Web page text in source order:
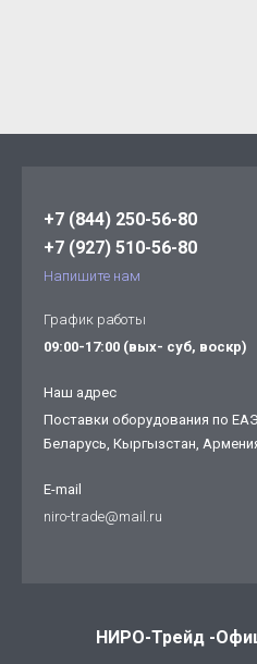
+7 (844) 250-56-80
+7 (927) 510-56-80
Напишите нам
График работы
09:00-17:00 (вых- суб, воскр)
Наш адрес
Поставки оборудования по
Беларусь, Кыргызстан,
E-mail
niro-trade@mail.ru
НИРО-Трейд -